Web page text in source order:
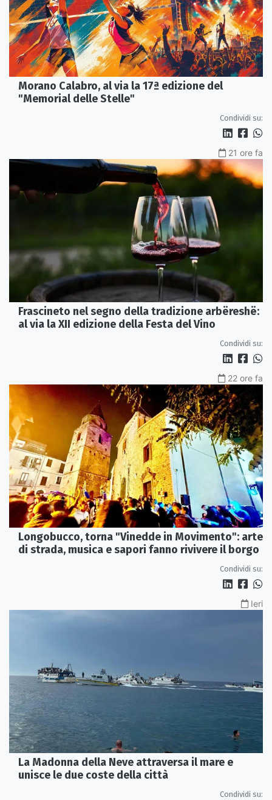
Morano Calabro, al via la 17ª edizione del
"Memorial delle Stelle"
Condividi su:
21 ore fa
Frascineto nel segno della tradizione arbëreshë:
al via la XII edizione della Festa del Vino
Condividi su:
22 ore fa
Longobucco, torna "Vinedde in Movimento": arte
di strada, musica e sapori fanno rivivere il borgo
Condividi su:
Ieri
La Madonna della Neve attraversa il mare e
unisce le due coste della città
Condividi su: